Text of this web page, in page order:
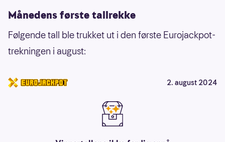
Månedens første tallrekke
Følgende tall ble trukket ut i den første Eurojackpot-
trekningen i august:
2. august 2024